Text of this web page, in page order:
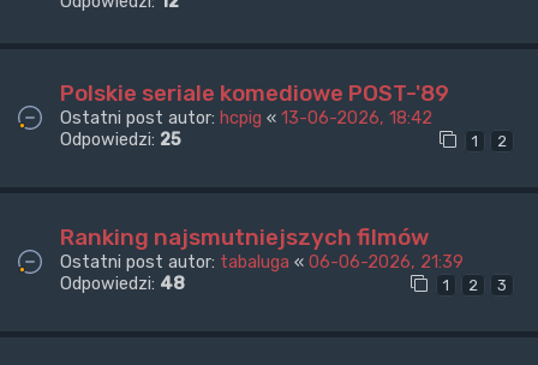
Polskie seriale komediowe POST-'89
Ostatni post autor: hcpig « 13-06-2026, 18:42
Odpowiedzi: 25 1 2
Ranking najsmutniejszych filmów
Ostatni post autor: tabaluga « 06-06-2026, 21:39
Odpowiedzi: 48 1 2 3